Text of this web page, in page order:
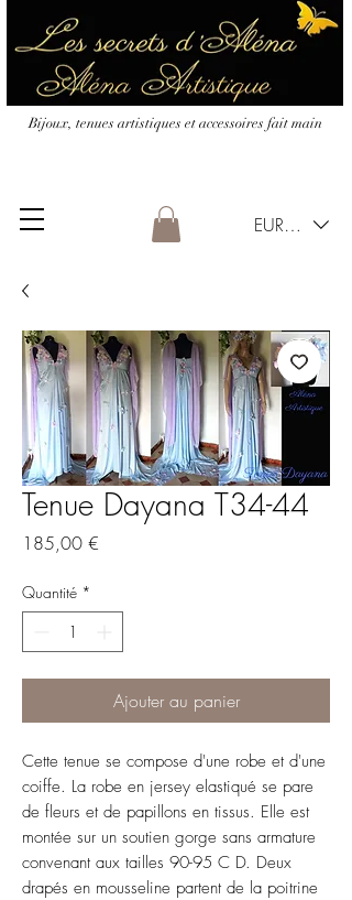
EUR (€)
Bijoux, tenues artistiques et accessoires fait main
Tenue Dayana T34-44
185,00 €
Quantité *
Ajouter au panier
Cette tenue se compose d'une robe et d'une
coiffe. La robe en jersey elastiqué se pare
de fleurs et de papillons en tissus. Elle est
montée sur un soutien gorge sans armature
convenant aux tailles 90-95 C D. Deux
drapés en mousseline partent de la poitrine